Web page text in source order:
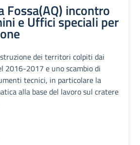
Fossa(AQ) incontro
e Uffici speciali per
dei territori colpiti dai
2016-2017 e uno scambio di
tecnici, in particolare la
alla base del lavoro sul cratere